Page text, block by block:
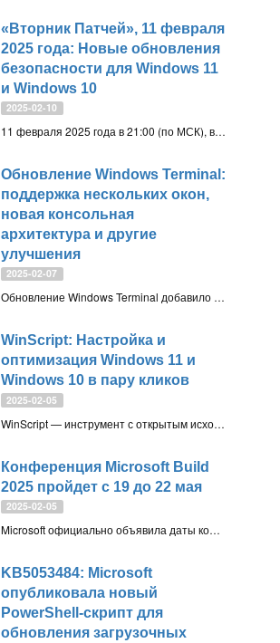
«Вторник Патчей», 11 февраля
2025 года: Новые обновления
безопасности для Windows 11
и Windows 10
2025-02-10
11 февраля 2025 года в 21:00 (по МСК), во «Вторник Патчей» компания Microsoft выпустит новые обновления безопасности для всех поддерживаемых операционных систем, включая Windows 11, Windows 10 и Windows Server 2025 (LTSC)
Обновление Windows Terminal:
поддержка нескольких окон,
новая консольная
архитектура и другие
улучшения
2025-02-07
Обновление Windows Terminal добавило поддержку нескольких окон, новую консольную архитектуру, улучшенный интерфейс настроек и новые функции, включая цветовую схему «Ottosson» и гибкую кастомизацию меню. Улучшена работа механизма вызова терминала, исправлены ошибки ввода и копирования
WinScript: Настройка и
оптимизация Windows 11 и
Windows 10 в пару кликов
2025-02-05
WinScript — инструмент с открытым исходным кодом для очистки и настройки Windows 11 и WIndows 10. Позволяет удалять компоненты, изменять системные параметры и оптимизировать производительность через удобный интерфейс. Создавайте собственные скрипты и применяйте их на любом ПК
Конференция Microsoft Build
2025 пройдет с 19 до 22 мая
2025-02-05
Microsoft официально объявила даты конференции Build 2025 — мероприятие пройдет с 19 по 22 мая в Сиэтле. Ожидается, что компания представит новые решения в области ИИ, Copilot и других технологий
KB5053484: Microsoft
опубликовала новый
PowerShell-скрипт для
обновления загрузочных